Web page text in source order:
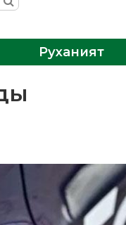
Руханият